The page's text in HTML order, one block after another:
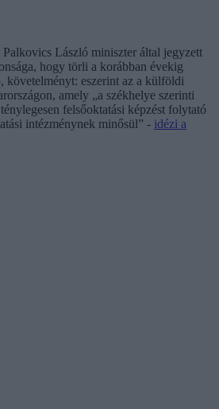
Palkovics László miniszter által jegyzett
hogy törli a korábban évekig
eszerint az a külföldi
amely „a székhelye szerinti
felsőoktatási képzést folytató
intézménynek minősül” - idézi a